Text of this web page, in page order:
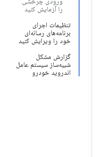
را آزمایش کنید
تنظیمات اجرای
برنامه‌های رسانه‌ای
خود را ویرایش کنید
گزارش مشکل
شبیه‌ساز سیستم عامل
اندروید خودرو